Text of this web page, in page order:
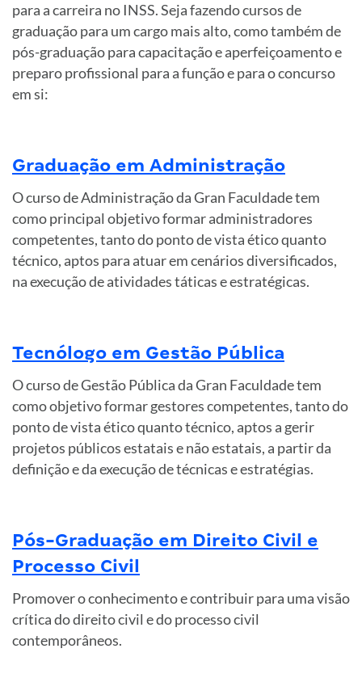
para a carreira no INSS. Seja fazendo cursos de
graduação para um cargo mais alto, como também de
pós-graduação para capacitação e aperfeiçoamento e
preparo profissional para a função e para o concurso
em si:
Graduação em Administração
O curso de Administração da Gran Faculdade tem
como principal objetivo formar administradores
competentes, tanto do ponto de vista ético quanto
técnico, aptos para atuar em cenários diversificados,
na execução de atividades táticas e estratégicas.
Tecnólogo em Gestão Pública
O curso de Gestão Pública da Gran Faculdade tem
como objetivo formar gestores competentes, tanto do
ponto de vista ético quanto técnico, aptos a gerir
projetos públicos estatais e não estatais, a partir da
definição e da execução de técnicas e estratégias.
Pós-Graduação em Direito Civil e
Processo Civil
Promover o conhecimento e contribuir para uma visão
crítica do direito civil e do processo civil
contemporâneos.